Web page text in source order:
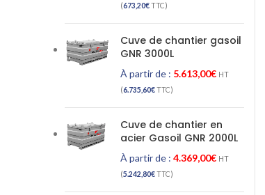
(673,20€TTC)
Cuve de chantier gasoil
GNR 3000L
À partir de : 5.613,00€ HT
(6.735,60€TTC)
Cuve de chantier en
acier Gasoil GNR 2000L
À partir de : 4.369,00€ HT
(5.242,80€TTC)